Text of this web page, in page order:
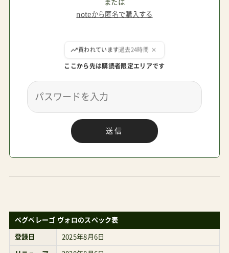
どの程度、日本で受け入れられるだろうか？見もの
を信用していない。インフルエンサーの程度を測
る、良い材料が見つかった気持ちでいる。RISU意
味は察してください！
または
noteから匿名で購入する
ここから先は購読者限定エリアです
送信
登録日 2025年8月6日
リニューア
2030年8月6日